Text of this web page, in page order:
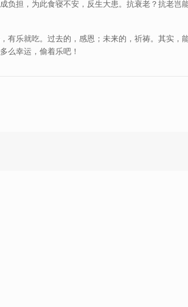
担，为此食寝不安，反生大患。抗衰老？抗老
乐就吃。过去的，感恩；未来的，祈祷。其实
么幸运，偷着乐吧！